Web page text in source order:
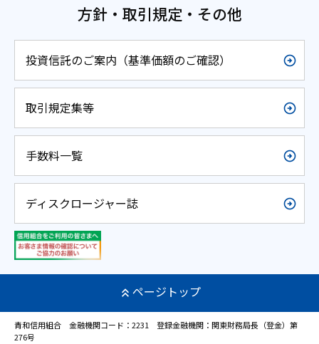
方針・取引規定・その他
投資信託のご案内（基準価額のご確認）
取引規定集等
手数料一覧
ディスクロージャー誌
ページトップ
青和信用組合 金融機関コード：2231 登録金融機関：関東財務局長（登金）第
276号